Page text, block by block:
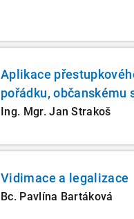
Aplikace
pořádku, občanskému
Ing. Mgr. Jan Strakoš
Vidimace a legalizace
Bc. Pavlína Bartáková